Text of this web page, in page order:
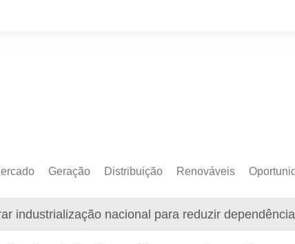
Livre
Geração
Autoprodução
Distribuição Renováveis
SustentabilidadeEmprego
industrialização nacional para reduzir